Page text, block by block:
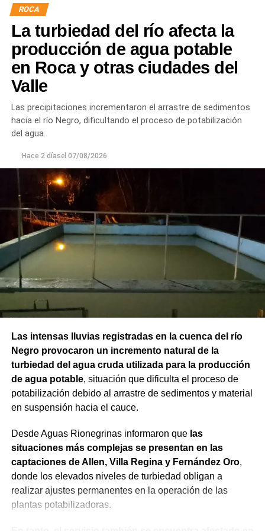
juntas para mejorar la durabilidad de la infraestructura.
Desde el DPA destacaron que esta intervención forma
parte del plan de mantenimiento y renovación de la
infraestructura hídrica provincial, con el propósito de
optimizar la conducción del agua, preservar el Canal
seguro para los productores del Alto Valle.
ROCA
La turbiedad del río afecta la
producción de agua potable
en Roca y otras ciudades del
Valle
Las precipitaciones incrementaron el arrastre de sedimentos
hacia el río Negro, dificultando el proceso de potabilización
del agua.
Hace 2 díasel 07/08/2026
Las intensas lluvias registradas en la cuenca del río
Negro provocaron un incremento natural de la
turbiedad del agua cruda utilizada para la producción
de agua potable, situación que dificulta el proceso de
potabilización debido al arrastre de sedimentos y material
en suspensión hacia el cauce.
Desde Aguas Rionegrinas informaron que las
situaciones más complejas se presentan en las
captaciones de Allen, Villa Regina y Fernández Oro,
donde los elevados niveles de turbiedad obligan a
realizar ajustes permanentes en la operación de las
plantas potabilizadoras.